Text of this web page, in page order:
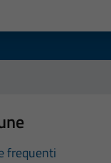
frequenti